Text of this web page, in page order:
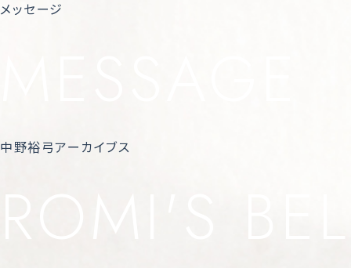
メッセージ
中野裕弓アーカイブス